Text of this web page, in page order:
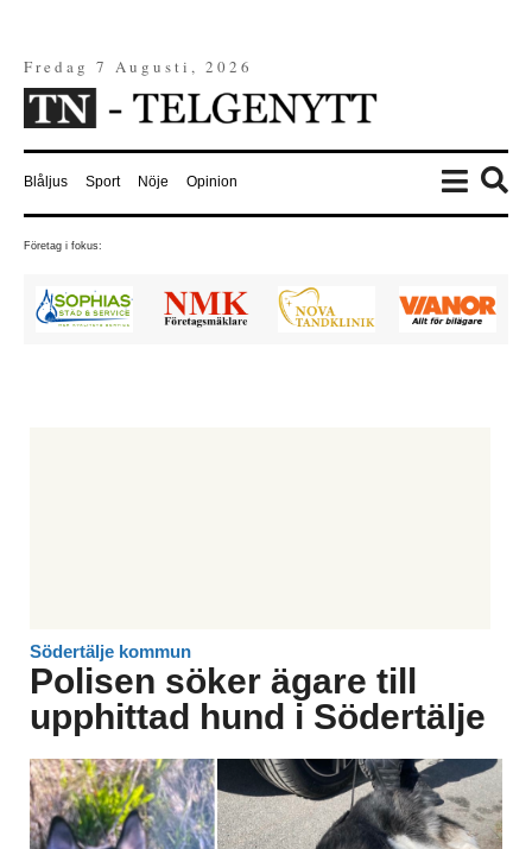
Fredag 7 Augusti, 2026
Blåljus Sport Nöje Opinion
Företag i fokus:
Södertälje kommun
Polisen söker ägare till
upphittad hund i Södertälje